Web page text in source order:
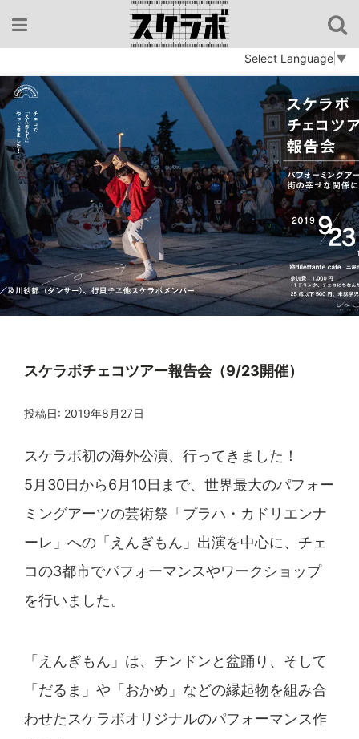
テ
ツ
へ
ス
キ
ッ
プ
Select Language ▼
スケラボチェコツアー報告会（9/23開催）
投稿日: 2019年8月27日
スケラボ初の海外公演、行ってきました！
5月30日から6月10日まで、世界最大のパフォー
ミングアーツの芸術祭「プラハ・カドリエンナ
ーレ」への「えんぎもん」出演を中心に、チェ
コの3都市でパフォーマンスやワークショップ
を行いました。
「えんぎもん」は、チンドンと盆踊り、そして
「だるま」や「おかめ」などの縁起物を組み合
わせたスケラボオリジナルのパフォーマンス作